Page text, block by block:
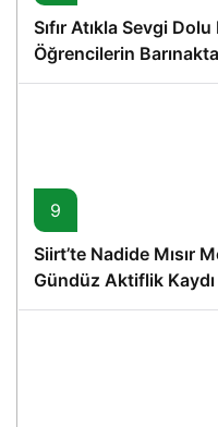
Sıfır Atıkla Sevgi
Öğrencilerin
Proje
9
Siirt’te Nadide Mısır
Gündüz Aktiflik Kaydı